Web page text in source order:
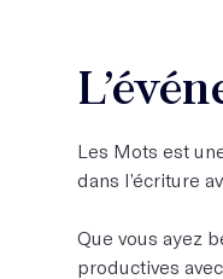
Les Mots est
dans l’écriture
Que vous ayez
productives